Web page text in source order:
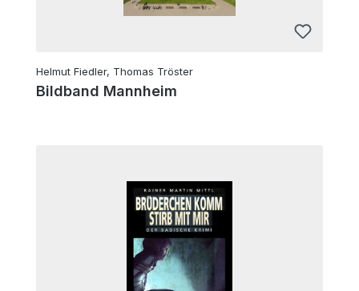
Helmut Fiedler, Thomas Tröster
Bildband Mannheim